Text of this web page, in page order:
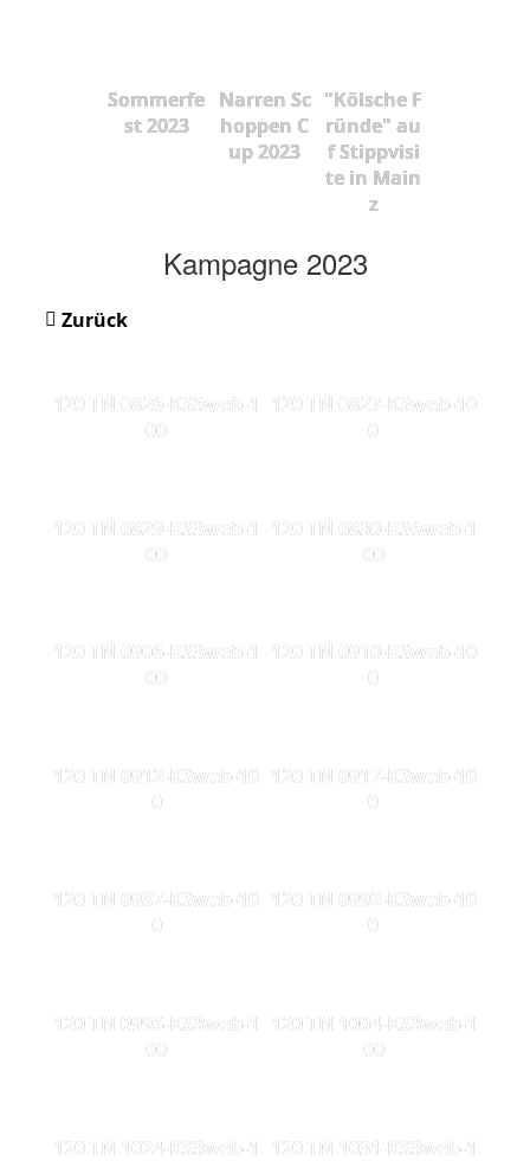
Sommerfe
st 2023
Narren Sc
hoppen C
up 2023
"Kölsche F
ründe" au
f Stippvisi
te in Main
z
Kampagne 2023
Zurück
120 TN 0826-KS5web-1
00
120 TN 0827-KSweb-10
0
120 TN 0829-KS3web-1
00
120 TN 0830-KS6web-1
00
120 TN 0906-KS3web-1
00
120 TN 0910-KSweb-10
0
120 TN 0912-KSweb-10
0
120 TN 0917-KSweb-10
0
120 TN 0987-KSweb-10
0
120 TN 0992-KSweb-10
0
120 TN 0995-KS3web-1
00
120 TN 1004-KS3web-1
00
120 TN 1024-KS3web-1 120 TN 1031-KS3web-1